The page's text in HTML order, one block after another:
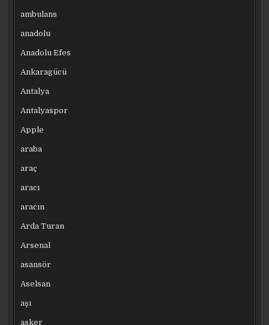
ambulans
anadolu
Anadolu Efes
Ankaragücü
Antalya
Antalyaspor
Apple
araba
araç
aracı
aracın
Arda Turan
Arsenal
asansör
Aselsan
aşı
asker